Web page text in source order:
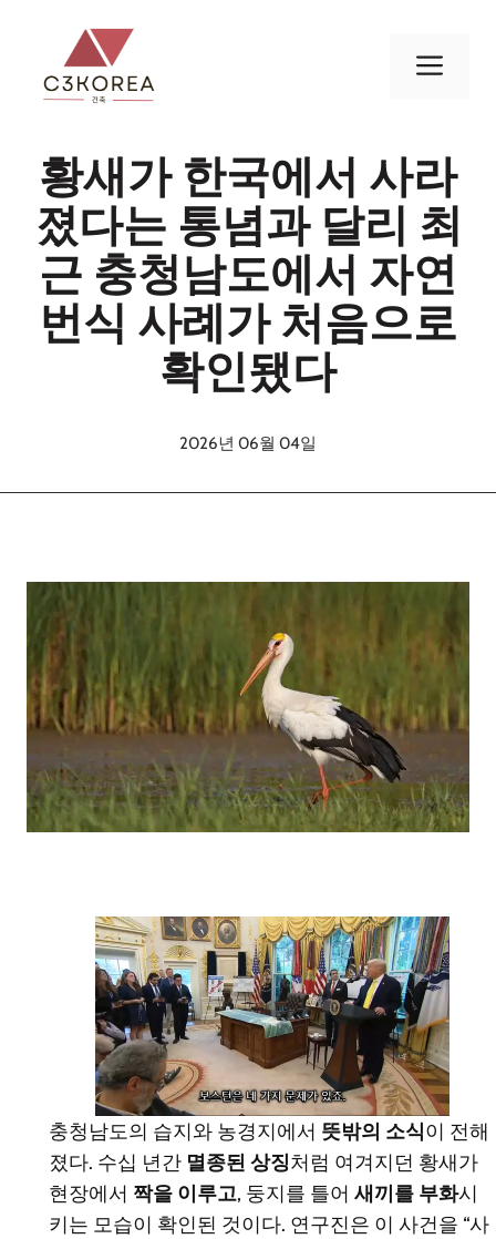
메
황새가 한국에서 사라
졌다는 통념과 달리 최
근 충청남도에서 자연
번식 사례가 처음으로
확인됐다
2026년 06월 04일
충청남도의 습지와 농경지에서 뜻밖의 소식이 전해
졌다. 수십 년간 멸종된 상징처럼 여겨지던 황새가
현장에서 짝을 이루고, 둥지를 틀어 새끼를 부화시
키는 모습이 확인된 것이다. 연구진은 이 사건을 “사